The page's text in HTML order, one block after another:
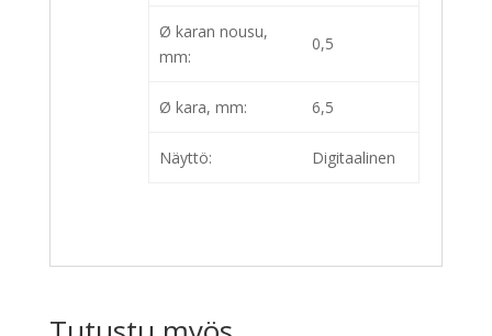
Ø karan nousu,
mm:
0,5
Ø kara, mm: 6,5
Näyttö: Digitaalinen